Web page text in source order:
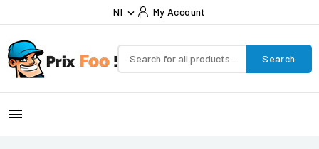
Nl  My Account
Search
